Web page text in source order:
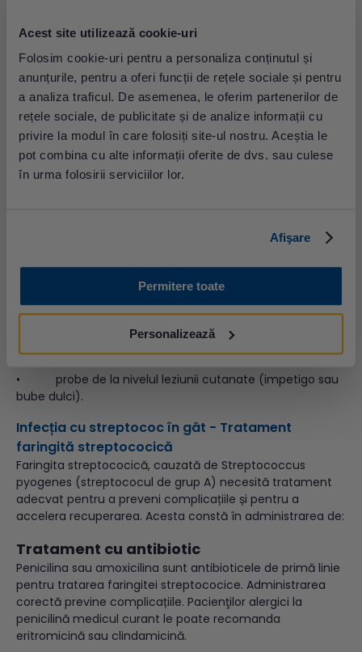
Acest site utilizează cookie-uri
Folosim cookie-uri pentru a personaliza conținutul și
anunțurile, pentru a oferi funcții de rețele sociale și pentru
a analiza traficul. De asemenea, le oferim partenerilor de
rețele sociale, de publicitate și de analize informații cu
privire la modul în care folosiți site-ul nostru. Aceștia le
pot combina cu alte informații oferite de dvs. sau culese
în urma folosirii serviciilor lor.
Afişare
Permitere toate
Personalizează
multor patogeni care pot cauza infecții respiratorii,
oferind o abordare eficientă pentru diagnosticarea rapidă
și tratamentul corect. În anumite cazuri, precum infecțiile
invazive sau complicate, se pot efectua hemoculturi
și/sau teste de sensibilitate la antibiotice pentru a ghida
adecvat tratamentul. De asemenea, testele serologice
pot fi utile pentru identificarea anticorpilor specifici în
cazurile de complicații post-infecțioase, cum ar fi febra
reumatică sau glomerulonefrita. Diagnosticarea corectă
prelevarea:
proba obținută în urma lavajului bronhoalveolar pentru
detectarea prezenței streptococului betahemolitic grup A
prin test rapid,cultură bacteriologicăsau test PCR.
• probe de la nivelul leziunii cutanate (impetigo sau
bube dulci).
Infecția cu streptococ în gât - Tratament
faringită streptococică
Faringita streptococică, cauzată de Streptococcus
pyogenes (streptococul de grup A) necesită tratament
adecvat pentru a preveni complicațiile și pentru a
accelera recuperarea. Acesta constă în administrarea de:
Tratament cu antibiotic
Penicilina sau amoxicilina sunt antibioticele de primă linie
pentru tratarea faringitei streptococice. Administrarea
corectă previne complicațiile. Pacienţilor alergici la
penicilină medicul curant le poate recomanda
eritromicină sau clindamicină.